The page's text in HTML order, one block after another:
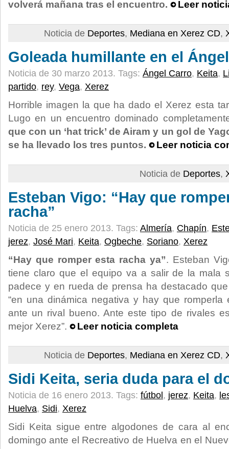
volverá mañana tras el encuentro.
Leer
Noticia de Deportes, Mediana en Xerez CD,
Goleada humillante en el
Noticia de 30 marzo 2013. Tags: Ángel Carro, Keita,
partido, rey, Vega, Xerez
Horrible imagen la que ha dado el Xerez esta
Lugo en un encuentro dominado
que con un ‘hat trick’ de Airam y un gol de
se ha llevado los tres puntos.
Leer noticia
Noticia de Deportes,
Esteban Vigo: “Hay que
racha”
Noticia de 25 enero 2013. Tags: Almería, Chapín,
jerez, José Mari, Keita, Ogbeche, Soriano, Xerez
“Hay que romper esta racha ya”. Esteban
tiene claro que el equipo va a salir de la mala
padece y en rueda de prensa ha destacado
“en una dinámica negativa y hay que romperla
ante un rival bueno. Ante este tipo de rivales
mejor Xerez”.
Leer noticia completa
Noticia de Deportes, Mediana en Xerez CD,
Sidi Keita, seria duda para el
Noticia de 16 enero 2013. Tags: fútbol , jerez, Keita,
Huelva, Sidi, Xerez
Sidi Keita sigue entre algodones de cara al
domingo ante el Recreativo de Huelva en el